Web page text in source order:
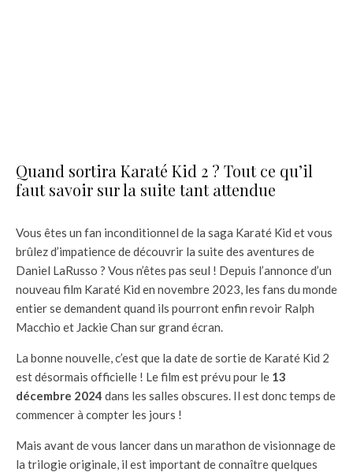
Quand sortira Karaté Kid 2 ? Tout ce qu’il
faut savoir sur la suite tant attendue
Vous êtes un fan inconditionnel de la saga Karaté Kid et vous
brûlez d’impatience de découvrir la suite des aventures de
Daniel LaRusso ? Vous n’êtes pas seul ! Depuis l’annonce d’un
nouveau film Karaté Kid en novembre 2023, les fans du monde
entier se demandent quand ils pourront enfin revoir Ralph
Macchio et Jackie Chan sur grand écran.
La bonne nouvelle, c’est que la date de sortie de Karaté Kid 2
est désormais officielle ! Le film est prévu pour le 13
décembre 2024 dans les salles obscures. Il est donc temps de
commencer à compter les jours !
Mais avant de vous lancer dans un marathon de visionnage de
la trilogie originale, il est important de connaître quelques